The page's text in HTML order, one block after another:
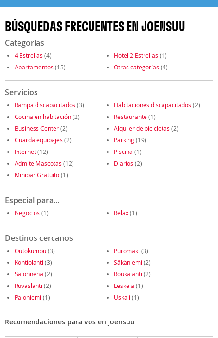
BÚSQUEDAS FRECUENTES EN JOENSUU
Categorías
4 Estrellas (4) Hotel 2 Estrellas (1)
Apartamentos (15) Otras categorías (4)
Servicios
Rampa discapacitados (3) Habitaciones discapacitados (2)
Cocina en habitación(2) Restaurante(1)
Business Center(2) Alquiler de bicicletas (2)
Guarda equipajes (2) Parking(19)
Internet(12) Piscina (1)
Admite Mascotas (12) Diarios (2)
Minibar Gratuito(1)
Especial para...
Negocios (1) Relax(1)
Destinos cercanos
Outokumpu(3) Puromäki (3)
Kontiolahti (3) Säkäniemi (2)
Salonnenä (2) Roukalahti (2)
Ruvaslahti (2) Leskelä (1)
Paloniemi (1) Uskali (1)
Recomendaciones para vos en Joensuu